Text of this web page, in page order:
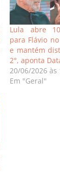
Lula abre
para Flávio
e mantém
2°, aponta
20/06/2026 às
Em "Geral"